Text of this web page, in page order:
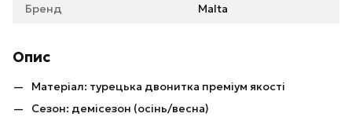
Бренд Malta
Опис
Матеріал: турецька двонитка преміум якості
Сезон: демісезон (осінь/весна)